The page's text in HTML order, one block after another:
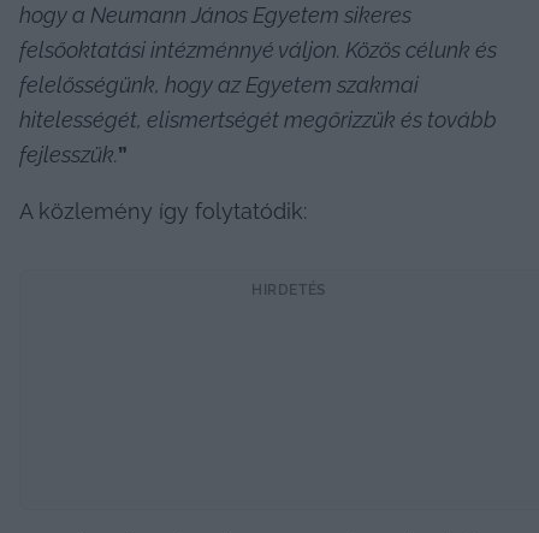
hogy a Neumann János Egyetem sikeres
felsőoktatási intézménnyé váljon. Közös célunk és
felelősségünk, hogy az Egyetem szakmai
hitelességét, elismertségét megőrizzük és tovább
fejlesszük.”
A közlemény így folytatódik:
HIRDETÉS